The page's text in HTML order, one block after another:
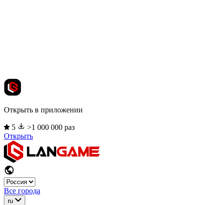
Открыть в приложении
5
>1 000 000 раз
Открыть
Все города
ru